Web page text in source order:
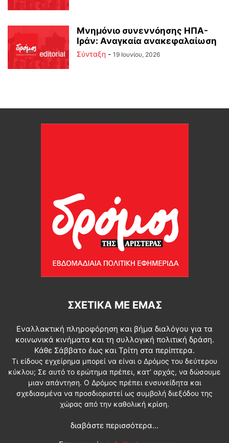
Μνημόνιο συνεννόησης ΗΠΑ-
Ιράν: Αναγκαία ανακεφαλαίωση
Σύνταξη - 19 Ιουνίου, 2026
ΣΧΕΤΙΚΆ ΜΕ ΕΜΆΣ
Εναλλακτική πληροφόρηση και βήμα διαλόγου για τα
κοινωνικά κινήματα και τη συλλογική πολιτική δράση.
Κάθε Σάββατο έως και Τρίτη στα περίπτερα.
Τι είδους εγχείρημα μπορεί να είναι ο Δρόμος του δεύτερου
κύκλου; Σε αυτό το ερώτημα πρέπει, κατ’ αρχάς, να δώσουμε
μιαν απάντηση. Ο Δρόμος πρέπει ενσυνείδητα και
σχεδιασμένα να προσδιοριστεί ως συμβολή διεξόδου της
χώρας από την καθολική κρίση.
διαβάστε περισσότερα...